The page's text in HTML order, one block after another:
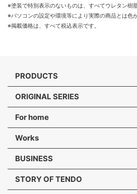
※塗装で特別表示のないものは、すべてウレタン樹
※パソコンの設定や環境等により実際の商品とは色
※掲載価格は、すべて税込表示です。
PRODUCTS
ORIGINAL SERIES
For home
Works
BUSINESS
STORY OF TENDO